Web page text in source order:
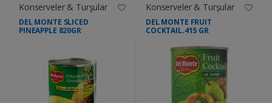
Konserveler & Turşular
DEL MONTE SLICED
PINEAPPLE 820GR
Konserveler & Turşular
DEL MONTE FRUIT
COCKTAIL.415 GR